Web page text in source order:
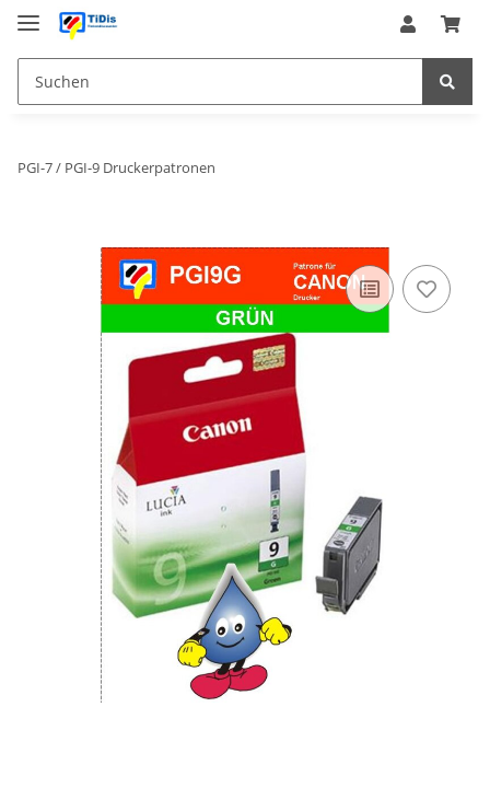
PGI-7 / PGI-9 Druckerpatronen